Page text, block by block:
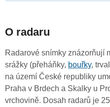
O radaru
Radarové snímky znázorňují
srážky (přeháňky, bouřky,
na území České republiky
Praha v Brdech a Skalky u
vrchovině. Dosah radarů je